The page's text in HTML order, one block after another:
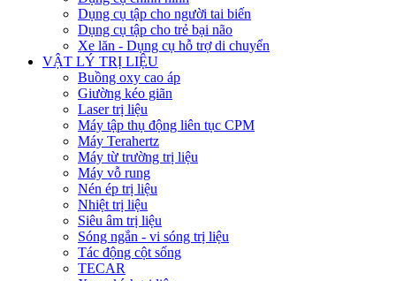
Dụng cụ tập cho người tai biến
Dụng cụ tập cho trẻ bại não
Xe lăn - Dụng cụ hỗ trợ di chuyển
VẬT LÝ TRỊ LIỆU
Buồng oxy cao áp
Giường kéo giãn
Laser trị liệu
Máy tập thụ động liên tục CPM
Máy Terahertz
Máy từ trường trị liệu
Máy vỗ rung
Nén ép trị liệu
Nhiệt trị liệu
Siêu âm trị liệu
Sóng ngắn - vi sóng trị liệu
Tác động cột sống
TECAR